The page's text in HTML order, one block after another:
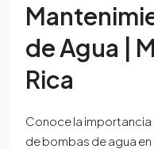
de Agua |
Rica
Conoce la
de bombas de agua